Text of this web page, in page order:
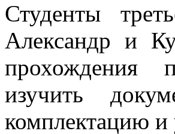
Студенты
Александр и
прохождения
изучить
комплектацию и